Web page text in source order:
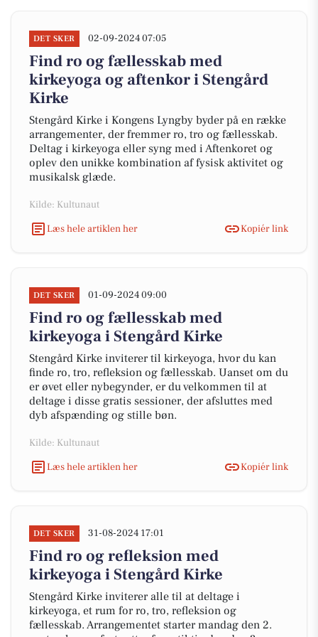
DET SKER 02-09-2024 07:05
Find ro og fællesskab med
kirkeyoga og aftenkor i Stengård
Kirke
Stengård Kirke i Kongens Lyngby byder på en række
arrangementer, der fremmer ro, tro og fællesskab.
Deltag i kirkeyoga eller syng med i Aftenkoret og
oplev den unikke kombination af fysisk aktivitet og
musikalsk glæde.
Kilde: Kultunaut
Læs hele artiklen her
Kopiér link
DET SKER 01-09-2024 09:00
Find ro og fællesskab med
kirkeyoga i Stengård Kirke
Stengård Kirke inviterer til kirkeyoga, hvor du kan
finde ro, tro, refleksion og fællesskab. Uanset om du
er øvet eller nybegynder, er du velkommen til at
deltage i disse gratis sessioner, der afsluttes med
dyb afspænding og stille bøn.
Kilde: Kultunaut
Læs hele artiklen her
Kopiér link
DET SKER 31-08-2024 17:01
Find ro og refleksion med
kirkeyoga i Stengård Kirke
Stengård Kirke inviterer alle til at deltage i
kirkeyoga, et rum for ro, tro, refleksion og
fællesskab. Arrangementet starter mandag den 2.